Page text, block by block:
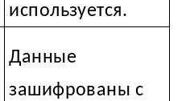
используется.
Данные
зашифрованы с